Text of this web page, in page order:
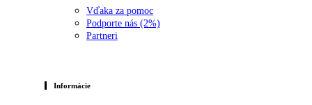
Vďaka za pomoc
Podporte nás (2%)
Partneri
Informácie